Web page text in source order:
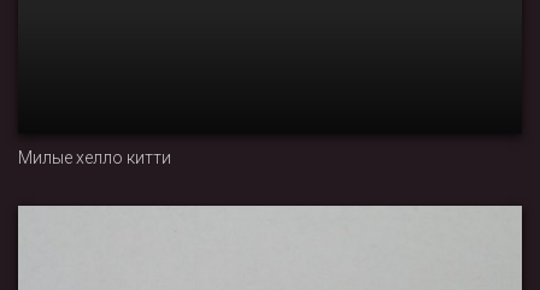
Милые хелло китти